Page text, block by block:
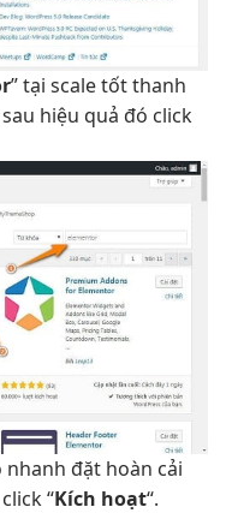
” tại scale tốtthanh
sau hiệu quả đó click
nhanh đặt hoàn cải
click “Kích hoạt“.